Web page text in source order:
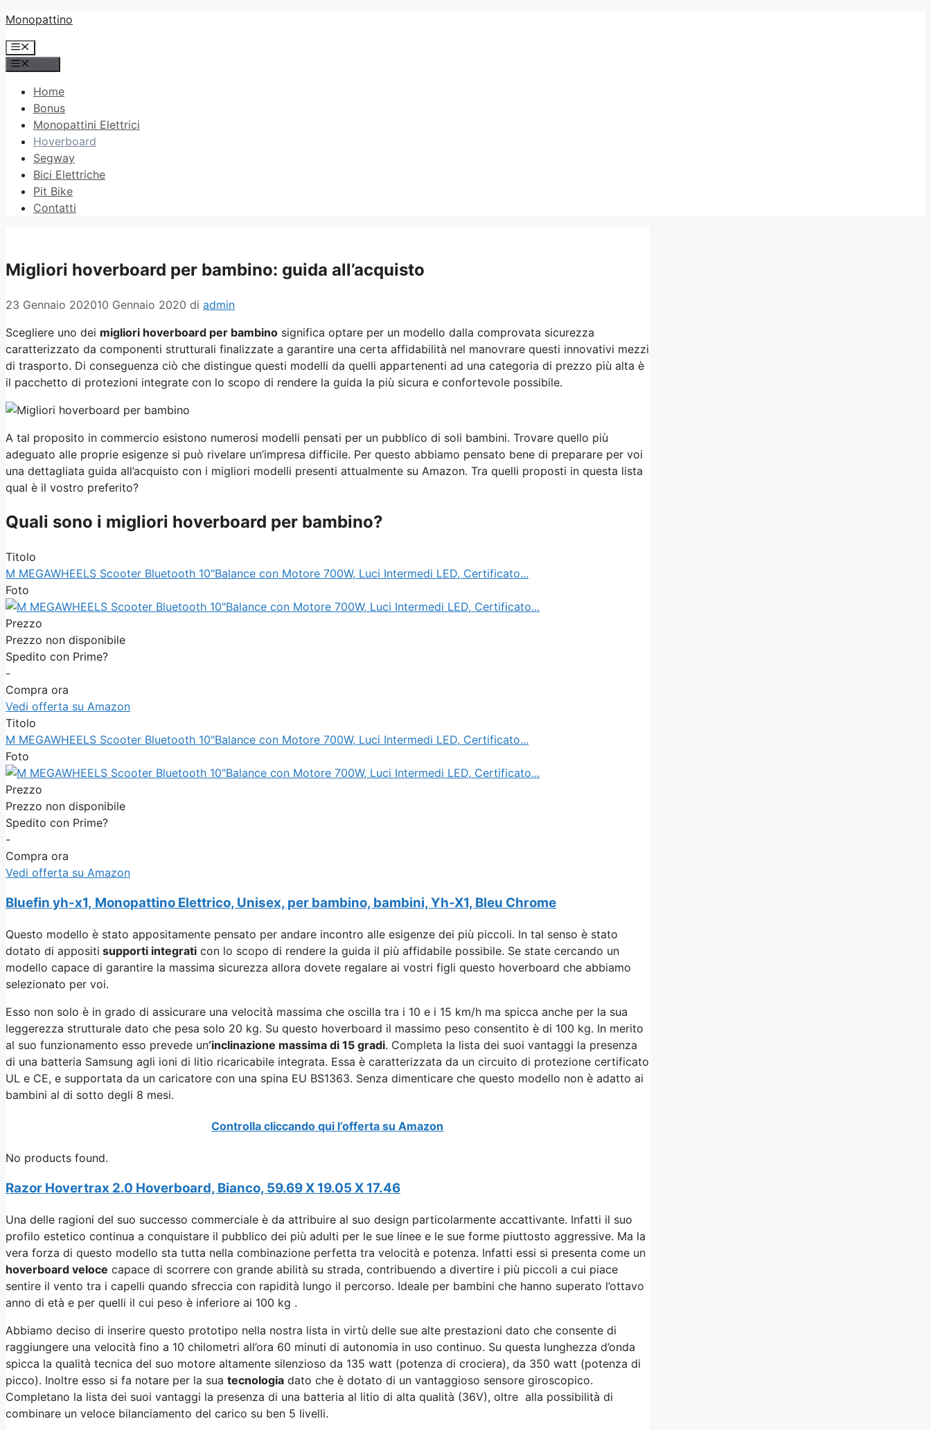
Vai
contenuto
Monopattino
Menu
Home
Bonus
Monopattini Elettrici
Hoverboard
Segway
Bici Elettriche
Pit Bike
Contatti
Migliori hoverboard per bambino: guida all’acquisto
23 Gennaio 202010 Gennaio 2020 di admin
Scegliere uno dei migliori hoverboard per bambino significa optare per un modello dalla comprovata sicurezza
caratterizzato da componenti strutturali finalizzate a garantire una certa affidabilità nel manovrare questi innovativi mezzi
di trasporto. Di conseguenza ciò che distingue questi modelli da quelli appartenenti ad una categoria di prezzo più alta è
il pacchetto di protezioni integrate con lo scopo di rendere la guida la più sicura e confortevole possibile.
A tal proposito in commercio esistono numerosi modelli pensati per un pubblico di soli bambini. Trovare quello più
adeguato alle proprie esigenze si può rivelare un’impresa difficile. Per questo abbiamo pensato bene di preparare per voi
una dettagliata guida all’acquisto con i migliori modelli presenti attualmente su Amazon. Tra quelli proposti in questa lista
qual è il vostro preferito?
Quali sono i migliori hoverboard per bambino?
Titolo
M MEGAWHEELS Scooter Bluetooth 10"Balance con Motore 700W, Luci Intermedi LED, Certificato...
Foto
Prezzo
Prezzo non disponibile
Spedito con Prime?
-
Compra ora
Vedi offerta su Amazon
Titolo
M MEGAWHEELS Scooter Bluetooth 10"Balance con Motore 700W, Luci Intermedi LED, Certificato...
Foto
Prezzo
Prezzo non disponibile
Spedito con Prime?
-
Compra ora
Vedi offerta su Amazon
Bluefin yh-x1, Monopattino Elettrico, Unisex, per bambino, bambini, Yh-X1, Bleu Chrome
Questo modello è stato appositamente pensato per andare incontro alle esigenze dei più piccoli. In tal senso è stato
dotato di appositi supporti integrati con lo scopo di rendere la guida il più affidabile possibile. Se state cercando un
modello capace di garantire la massima sicurezza allora dovete regalare ai vostri figli questo hoverboard che abbiamo
selezionato per voi.
Esso non solo è in grado di assicurare una velocità massima che oscilla tra i 10 e i 15 km/h ma spicca anche per la sua
leggerezza strutturale dato che pesa solo 20 kg. Su questo hoverboard il massimo peso consentito è di 100 kg. In merito
al suo funzionamento esso prevede un‘inclinazione massima di 15 gradi. Completa la lista dei suoi vantaggi la presenza
di una batteria Samsung agli ioni di litio ricaricabile integrata. Essa è caratterizzata da un circuito di protezione certificato
UL e CE, e supportata da un caricatore con una spina EU BS1363. Senza dimenticare che questo modello non è adatto ai
bambini al di sotto degli 8 mesi.
Controlla cliccando qui l’offerta su Amazon
No products found.
Razor Hovertrax 2.0 Hoverboard, Bianco, 59.69 X 19.05 X 17.46
Una delle ragioni del suo successo commerciale è da attribuire al suo design particolarmente accattivante. Infatti il suo
profilo estetico continua a conquistare il pubblico dei più adulti per le sue linee e le sue forme piuttosto aggressive. Ma la
vera forza di questo modello sta tutta nella combinazione perfetta tra velocità e potenza. Infatti essi si presenta come un
hoverboard veloce capace di scorrere con grande abilità su strada, contribuendo a divertire i più piccoli a cui piace
sentire il vento tra i capelli quando sfreccia con rapidità lungo il percorso. Ideale per bambini che hanno superato l’ottavo
anno di età e per quelli il cui peso è inferiore ai 100 kg .
Abbiamo deciso di inserire questo prototipo nella nostra lista in virtù delle sue alte prestazioni dato che consente di
raggiungere una velocità fino a 10 chilometri all’ora 60 minuti di autonomia in uso continuo. Su questa lunghezza d’onda
spicca la qualità tecnica del suo motore altamente silenzioso da 135 watt (potenza di crociera), da 350 watt (potenza di
picco). Inoltre esso si fa notare per la sua tecnologia dato che è dotato di un vantaggioso sensore giroscopico.
Completano la lista dei suoi vantaggi la presenza di una batteria al litio di alta qualità (36V), oltre alla possibilità di
combinare un veloce bilanciamento del carico su ben 5 livelli.